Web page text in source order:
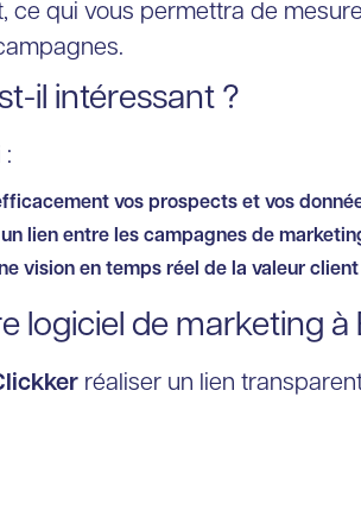
ce qui vous permettra de
il intéressant ?
:
vos prospects et vos
lien entre les campagnes de
vision en temps réel de la valeur
logiciel de marketing à
réaliser un lien